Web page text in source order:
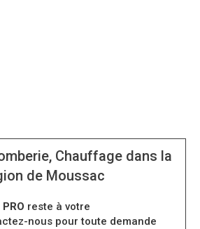
Chauffage dans la
de Moussac
reste à votre
nous pour toute demande